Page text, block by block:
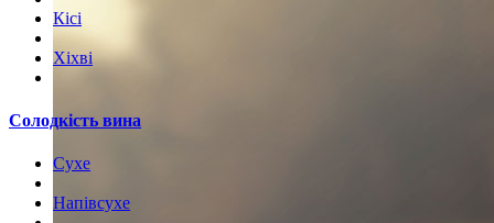
Кісі
Хіхві
Солодкість вина
Сухе
Напівсухе